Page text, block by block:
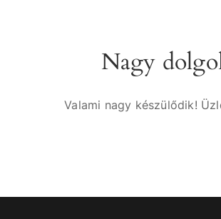
Nagy
Valami nagy készülődik!